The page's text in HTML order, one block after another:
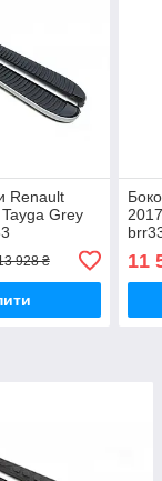
Renault
Grey
928 ₴ 11